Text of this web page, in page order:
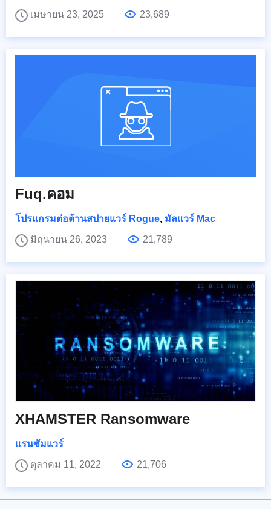
เมษายน 23, 2025
23,689
Fuq.คอม
โปรแกรมต่อต้านสปายแวร์ Rogue, มัลแวร์ Mac
มิถุนายน 26, 2023
21,789
XHAMSTER Ransomware
แรนซัมแวร์
ตุลาคม 11, 2022
21,706